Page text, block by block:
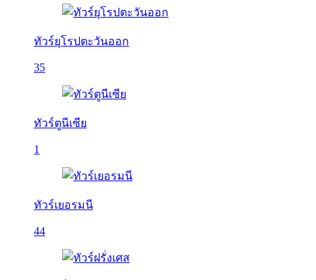
ทัวร์ยุโรปตะวันออก
35
ทัวร์ตูนีเซีย
1
ทัวร์เยอรมนี
44